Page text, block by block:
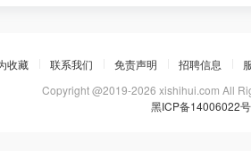
收藏 联系我们 免责声明 招聘信息
Copyright @2019-2026 xishihui.com All
黑ICP备14006022